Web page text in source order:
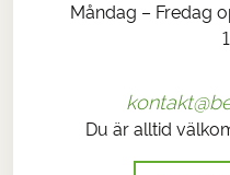
Måndag – Fredag
Du är alltid